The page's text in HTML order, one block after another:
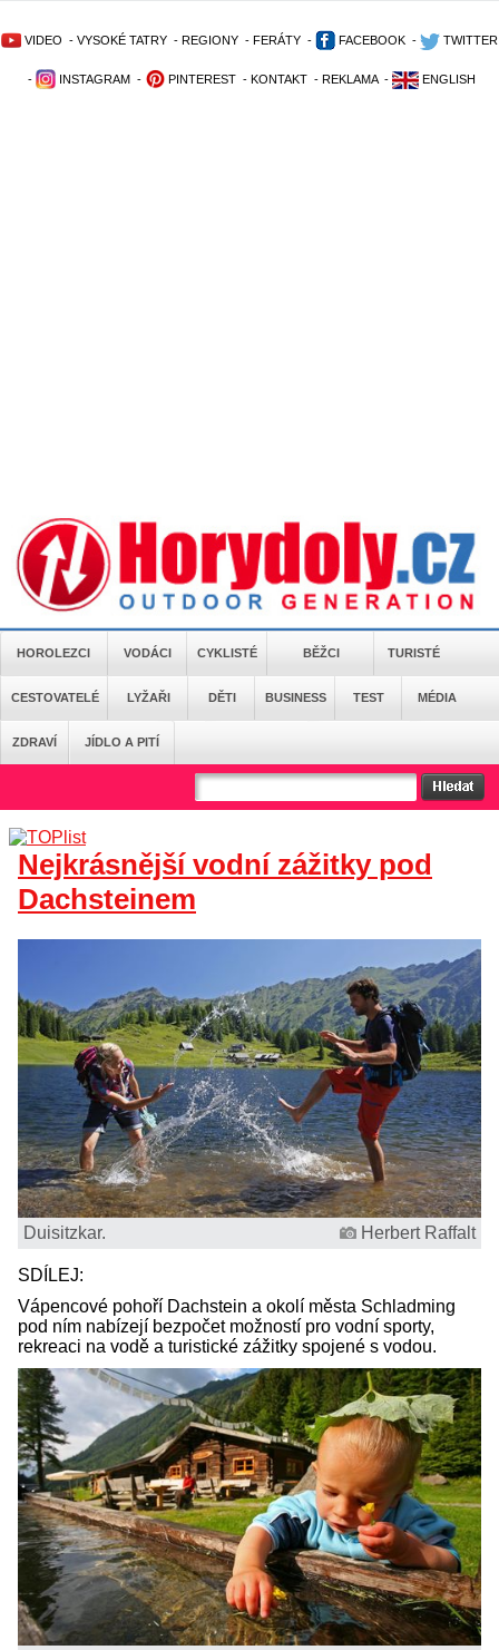
VIDEO - VYSOKÉ TATRY - REGIONY - FERÁTY - FACEBOOK - TWITTER
- INSTAGRAM - PINTEREST - KONTAKT - REKLAMA - ENGLISH
HOROLEZCI VODÁCI CYKLISTÉ BĚŽCI TURISTÉ
CESTOVATELÉ LYŽAŘI DĚTI BUSINESS TEST MÉDIA
ZDRAVÍ JÍDLO A PITÍ
Nejkrásnější vodní zážitky pod
Dachsteinem
Duisitzkar. Herbert Raffalt
SDÍLEJ:
Vápencové pohoří Dachstein a okolí města Schladming
pod ním nabízejí bezpočet možností pro vodní sporty,
rekreaci na vodě a turistické zážitky spojené s vodou.